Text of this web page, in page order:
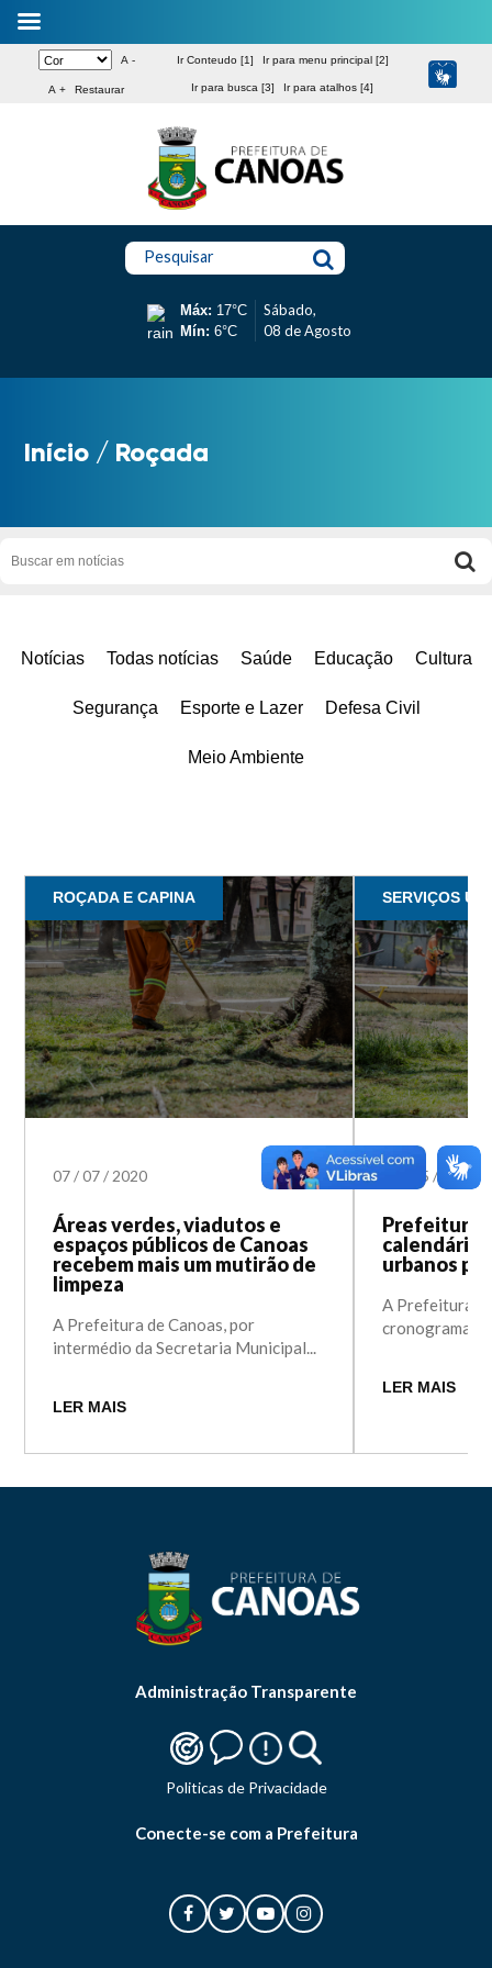
A -
A + Restaurar
Ir Conteudo [1] Ir para menu principal [2]
Ir para busca [3] Ir para atalhos [4]
Pesquisar
Máx: 17°C
Mín: 6°C
Sábado,
08 de Agosto
Início / Roçada
Notícias Todas notícias Saúde Educação Cultura
Segurança Esporte e Lazer Defesa Civil
Meio Ambiente
ROÇADA E CAPINA
07 /07 /2020
Áreas verdes, viadutos e
espaços públicos de Canoas
recebem mais um mutirão de
limpeza
A Prefeitura de Canoas, por
intermédio da Secretaria Municipal...
LER MAIS
SERVIÇOS
05 / 2020
Prefeitura
calendário
urbanos
A Prefeitura
cronograma
LER MAIS
Administração Transparente
Politicas de Privacidade
Conecte-se com a Prefeitura